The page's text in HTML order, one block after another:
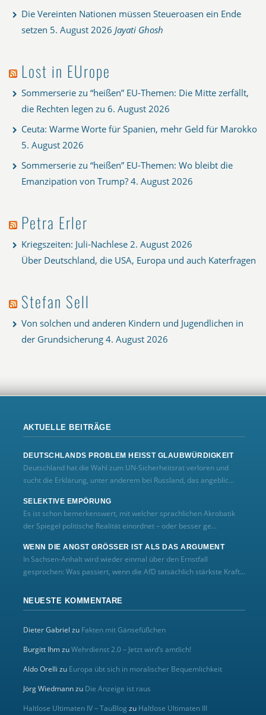
Die Vereinten Nationen müssen Steueroasen ein Ende
setzen 5. August 2026 Jayati Ghosh
Lost in EUrope
Sommerserie zu “heißen” EU-Themen: Die Mitte zerfällt,
die Rechten legen zu 6. August 2026
Ceuta: Warme Worte für Spanien, mehr Geld für Marokko
5. August 2026
Sommerserie zu “heißen” EU-Themen: Wo bleibt die
Emanzipation von Trump? 4. August 2026
Petra Erler
Kriegszeiten: Juli-Nachlese 2. August 2026
Über Deutschland, die USA, Europa und auch Katerfragen
Stefan Sell
Von solchen und anderen Kindern und Jugendlichen in
der Grundsicherung 4. August 2026
AKTUELLE BEITRÄGE
DEUTSCHLANDS PROBLEM HEISST GLAUBWÜRDIGKEIT
Deutschland hat die Wahl zum UN‑Sicherheitsrat verloren und
sucht die Erklärung, unter anderem bei Russland, das angeblic...
SELEKTIVE EMPÖRUNG
Es ist schon bemerkenswert, mit welcher sprachlichen Akrobatik
der Spiegel politische Realität einordnet – oder besser ge...
WENN DIE ANGST GRÖSSER IST ALS DAS ARGUMENT
In Sachsen-Anhalt wird wieder einmal über den Ernstfall
gesprochen: Was passiert, wenn die AfD tatsächlich stärkste Kraft...
NEUESTE KOMMENTARE
Dieter Gabriel zu Fakten mit Gänsefüßchen
Burgitt IhmzuWehrdienst 2.0 – Jetzt wird’s amtlich!
Aldo Orelli zu Europa übt sich in moralischer Bequemlichkeit
Jörg Wiedmannzu Die Anzeige ist raus
Haltlose Ultimaten IV – TauBlog zu Haltlose Ultimaten III